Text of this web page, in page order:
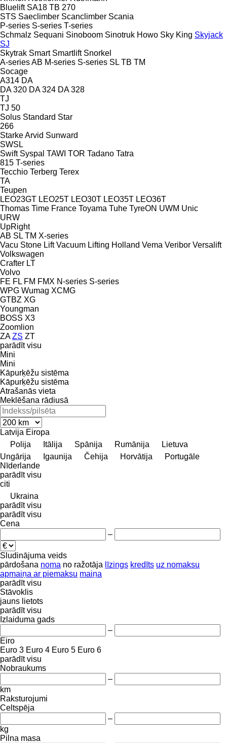
Bluelift SA18 TB 270
STS Saeclimber Scanclimber Scania
P-series S-series T-series
Schmalz Sequani Sinoboom Sinotruk Howo Sky King Skyjack
SJ
Skytrak Smart Smartlift Snorkel
A-seriesAB M-series S-series SL TB TM
Socage
A314 DA
DA 320 DA 324 DA 328
TJ
TJ 50
Solus Standard Star
266
Starke Arvid Sunward
SWSL
Swift Syspal TAWI TOR Tadano Tatra
815 T-series
Tecchio Terberg Terex
TA
Teupen
LEO23GT LEO25T LEO30T LEO35T LEO36T
Thomas Time France Toyama Tuhe TyreON UWM Unic
URW
UpRight
AB SL TM X-series
Vacu Stone Lift Vacuum Lifting Holland Vema Veribor Versalift
Volkswagen
Crafter LT
Volvo
FE FL FM FMX N-series S-series
WPG Wumag XCMG
GTBZ XG
Youngman
BOSS X3
Zoomlion
ZA ZS ZT
parādīt visu
Mini
Mini
Kāpurķēžu sistēma
Kāpurķēžu sistēma
Atrašanās vieta
Meklēšana rādiusā
Latvija Eiropa
Polija
Itālija Spānija Rumānija
Lietuva
Ungārija
Igaunija Čehija Horvātija
Portugāle
Nīderlande
parādīt visu
citi
Ukraina
parādīt visu
parādīt visu
Cena
–
Sludinājuma veids
pārdošana noma no ražotāja līzings kredīts uz nomaksu
apmaiņa ar piemaksu maiņa
parādīt visu
Stāvoklis
jauns lietots
parādīt visu
Izlaiduma gads
–
Eiro
Euro 3 Euro 4 Euro 5 Euro 6
parādīt visu
Nobraukums
–
km
Raksturojumi
Celtspēja
–
kg
Pilna masa